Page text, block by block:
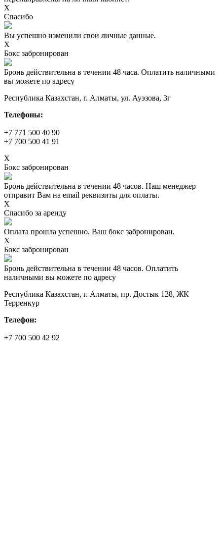
X
Спасибо
Вы успешно изменили свои личные данные.
X
Бокс забронирован
Бронь действительна в течении 48 часа. Оплатить наличными
вы можете по адресу
Республика Казахстан, г. Алматы, ул. Ауэзова, 3г
Телефоны:
+7 771 500 40 90
+7 700 500 41 91
X
Бокс забронирован
Бронь действительна в течении 48 часов. Наш менеджер
отправит Вам на email реквизиты для оплаты.
X
Спасибо за аренду
Оплата прошла успешно. Ваш бокс забронирован.
X
Бокс забронирован
Бронь действительна в течении 48 часов. Оплатить
наличными вы можете по адресу
Республика Казахстан, г. Алматы, пр. Достык 128, ЖК
Терренкур
Телефон:
+7 700 500 42 92